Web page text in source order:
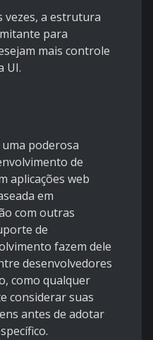
vezes, a estrutura
para
mais controle
UI.
uma poderosa
de
aplicações web
em
com outras
de
fazem dele
desenvolvedores
como qualquer
considerar suas
antes de adotar